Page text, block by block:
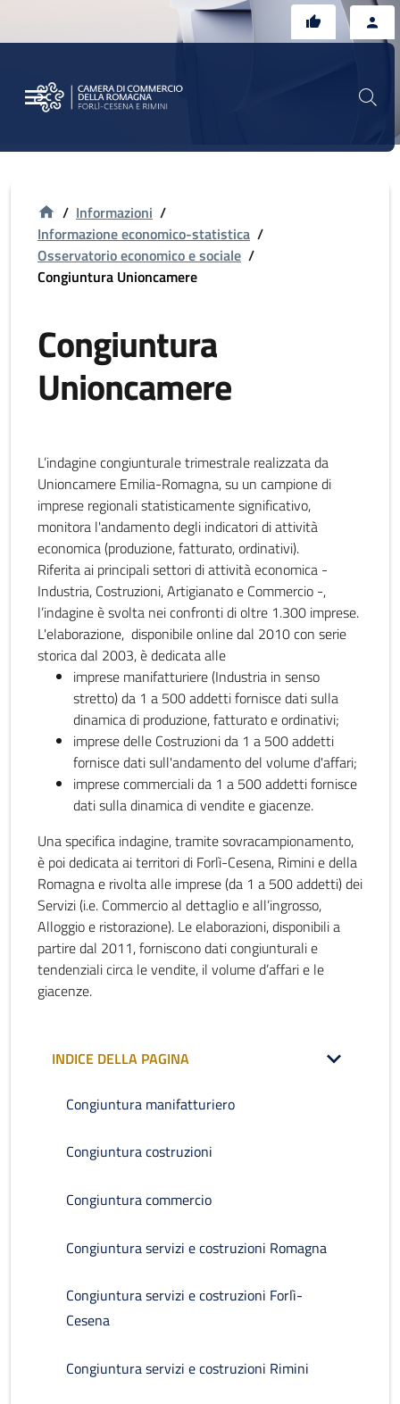
/ Informazioni /
Informazione economico-statistica /
Osservatorio economico e sociale /
Congiuntura Unioncamere
Congiuntura
Unioncamere
L’indagine congiunturale trimestrale realizzata da
Unioncamere Emilia-Romagna, su un campione di
imprese regionali statisticamente significativo,
monitora l'andamento degli indicatori di attività
economica (produzione, fatturato, ordinativi).
Riferita ai principali settori di attività economica -
Industria, Costruzioni, Artigianato e Commercio -,
l’indagine è svolta nei confronti di oltre 1.300 imprese.
L'elaborazione, disponibile online dal 2010 con serie
storica dal 2003, è dedicata alle
imprese manifatturiere (Industria in senso
stretto) da 1 a 500 addetti fornisce dati sulla
dinamica di produzione, fatturato e ordinativi;
imprese delle Costruzioni da 1 a 500 addetti
fornisce dati sull'andamento del volume d'affari;
imprese commerciali da 1 a 500 addetti fornisce
dati sulla dinamica di vendite e giacenze.
Una specifica indagine, tramite sovracampionamento,
è poi dedicata ai territori di Forlì-Cesena, Rimini e della
Romagna e rivolta alle imprese (da 1 a 500 addetti) dei
Servizi (i.e. Commercio al dettaglio e all’ingrosso,
Alloggio e ristorazione). Le elaborazioni, disponibili a
partire dal 2011, forniscono dati congiunturali e
tendenziali circa le vendite, il volume d’affari e le
giacenze.
INDICE DELLA PAGINA
Congiuntura manifatturiero
Congiuntura costruzioni
Congiuntura commercio
Congiuntura servizi e costruzioni Romagna
Congiuntura servizi e costruzioni Forlì-
Cesena
Congiuntura servizi e costruzioni Rimini